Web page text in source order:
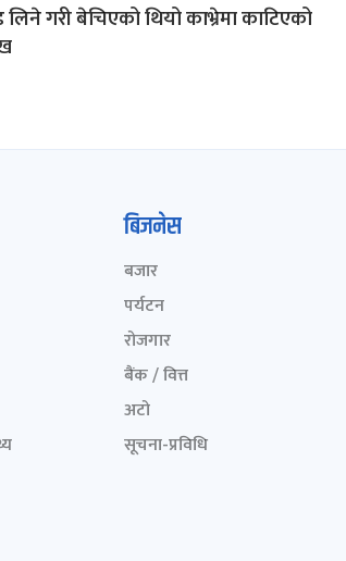
लिने गरी बेचिएको थियो काभ्रेमा काटिएको
बिजनेस
बजार
पर्यटन
रोजगार
बैंक / वित्त
अटो
सूचना-प्रविधि